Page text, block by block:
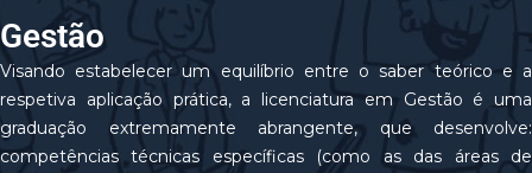
Gestão
Visando estabelecer um equilíbrio entre o saber teórico e a
respetiva aplicação prática, a licenciatura em Gestão é uma
graduação extremamente abrangente, que desenvolve:
competências técnicas específicas (como as das áreas de